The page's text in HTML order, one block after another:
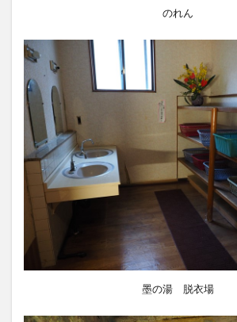
のれん
墨の湯 脱衣場